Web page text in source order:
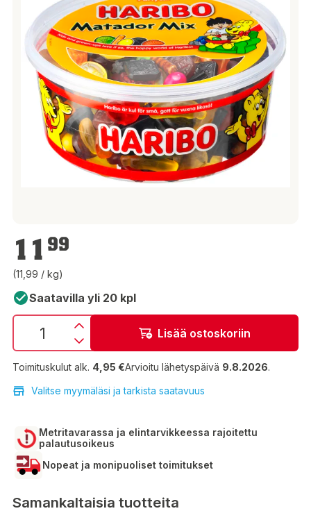
11,99 €
11 99
(11,99 / kg)
Saatavilla yli 20 kpl
Lisää ostoskoriin
Toimituskulut alk. 4,95 €Arvioitu lähetyspäivä 9.8.2026.
Valitse myymäläsi ja tarkista saatavuus
Metritavarassa ja elintarvikkeessa rajoitettu
palautusoikeus
Nopeat ja monipuoliset toimitukset
Samankaltaisia tuotteita